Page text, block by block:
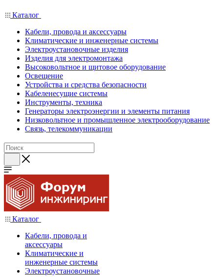
Каталог
Кабели, провода и аксессуары
Климатические и инженерные системы
Электроустановочные изделия
Изделия для электромонтажа
Высоковольтное и щитовое оборудование
Освещение
Устройства и средства безопасности
Кабеленесущие системы
Инструменты, техника
Генераторы электроэнергии и элементы питания
Низковольтное и промышленное электрооборудование
Связь, телекоммуникации
Каталог
Кабели, провода и
аксессуары
Климатические и
инженерные системы
Электроустановочные